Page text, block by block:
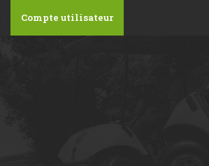
Compte utilisateur